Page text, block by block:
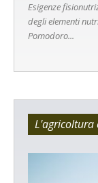
Esigenze
degli elementi
Pomodoro...
L'agricoltura